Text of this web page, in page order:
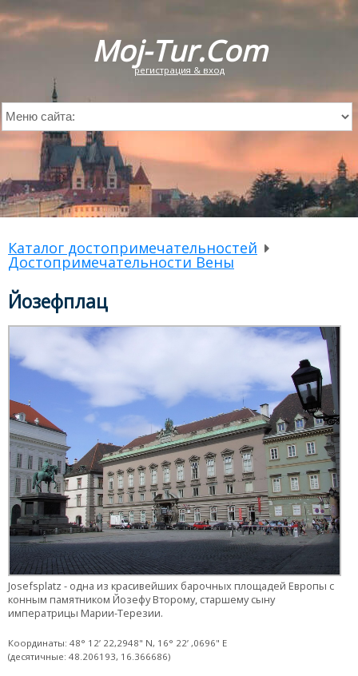
Moj-Tur.Com
регистрация & вход
Каталог достопримечательностей
Достопримечательности Вены
Йозефплац
Josefsplatz - одна из красивейших барочных площадей Европы с
конным памятником Йозефу Второму, старшему сыну
императрицы Марии-Терезии.
Координаты: 48° 12’ 22,2948" N, 16° 22’ ,0696" E
(десятичные: 48.206193, 16.366686)